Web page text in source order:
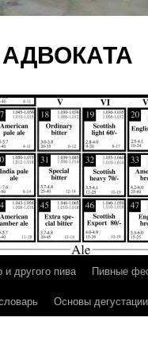
другого пива Пивные
Основы